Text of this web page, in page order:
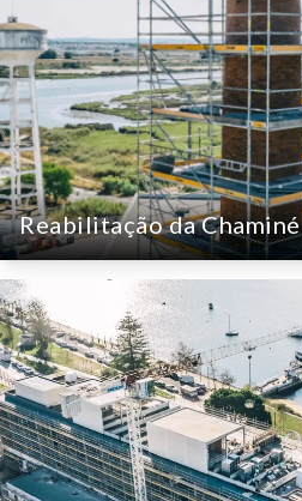
Reabilitação da
Reabilitação da
Fornecimento e montagem
para o restauro da chaminé
Montijo, garantindo acesso